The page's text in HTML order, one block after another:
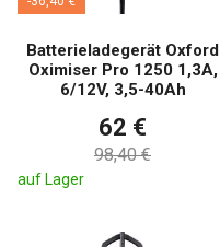
Batterieladegerät Oxford
Oximiser Pro 1250 1,3A,
6/12V, 3,5-40Ah
62 €
98,40 €
auf Lager